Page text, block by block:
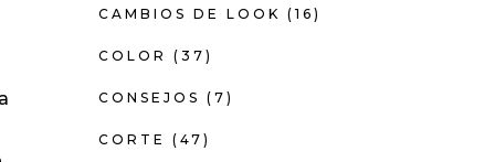
CAMBIOS DE LOOK (16)
COLOR (37)
CONSEJOS (7)
CORTE (47)